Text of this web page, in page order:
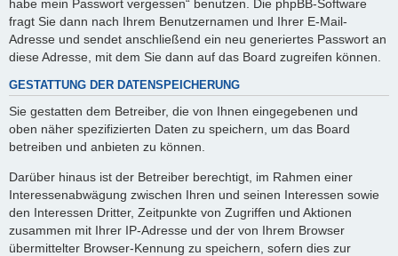
habe mein Passwort vergessen“ benutzen. Die phpBB-Software
fragt Sie dann nach Ihrem Benutzernamen und Ihrer E-Mail-
Adresse und sendet anschließend ein neu generiertes Passwort an
diese Adresse, mit dem Sie dann auf das Board zugreifen können.
GESTATTUNG DER DATENSPEICHERUNG
Sie gestatten dem Betreiber, die von Ihnen eingegebenen und
oben näher spezifizierten Daten zu speichern, um das Board
betreiben und anbieten zu können.
Darüber hinaus ist der Betreiber berechtigt, im Rahmen einer
Interessenabwägung zwischen Ihren und seinen Interessen sowie
den Interessen Dritter, Zeitpunkte von Zugriffen und Aktionen
zusammen mit Ihrer IP-Adresse und der von Ihrem Browser
übermittelter Browser-Kennung zu speichern, sofern dies zur